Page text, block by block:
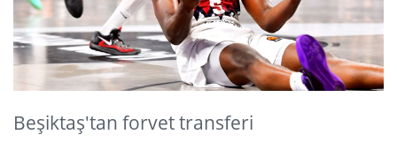
Beşiktaş'tan forvet transferi